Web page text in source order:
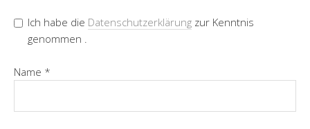
Ich habe die Datenschutzerklärung zur Kenntnis
genommen .
Name *